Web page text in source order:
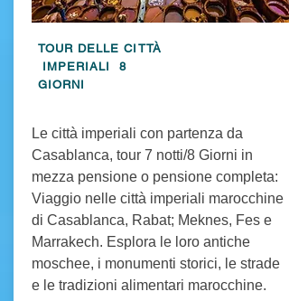
TOUR DELLE CITTÀ
IMPERIALI 8
GIORNI
Le città imperiali con partenza da
Casablanca, tour 7 notti/8 Giorni in
mezza pensione o pensione completa:
Viaggio nelle città imperiali marocchine
di Casablanca, Rabat; Meknes, Fes e
Marrakech. Esplora le loro antiche
moschee, i monumenti storici, le strade
e le tradizioni alimentari marocchine.